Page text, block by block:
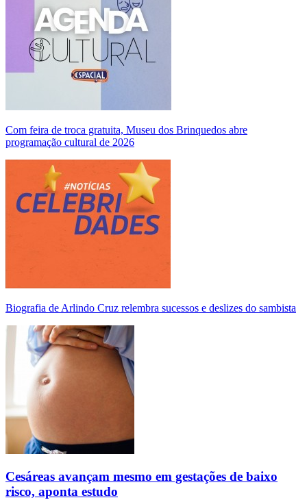
Com feira de troca gratuita, Museu dos Brinquedos abre
programação cultural de 2026
Biografia de Arlindo Cruz relembra sucessos e deslizes do sambista
Cesáreas avançam mesmo em gestações de baixo
risco, aponta estudo